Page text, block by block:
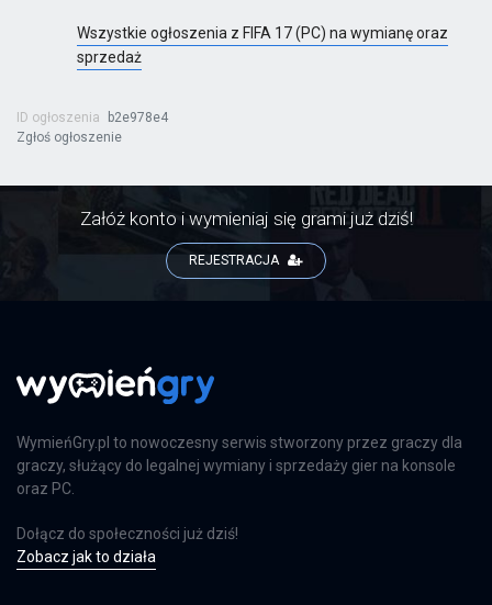
Wszystkie ogłoszenia z FIFA 17 (PC) na wymianę oraz
sprzedaż
ID ogłoszenia
b2e978e4
Zgłoś ogłoszenie
Załóż konto i wymieniaj się grami już dziś!
REJESTRACJA
WymieńGry.pl to nowoczesny serwis stworzony przez graczy dla
graczy, służący do legalnej wymiany i sprzedaży gier na konsole
oraz PC.
Dołącz do społeczności już dziś!
Zobacz jak to działa